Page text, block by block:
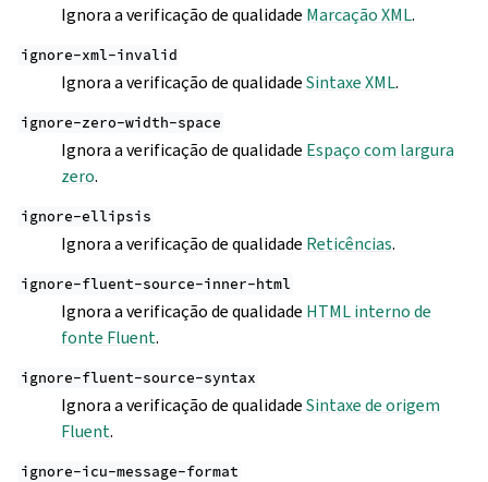
Ignora a verificação de qualidade Marcação XML.
ignore-xml-invalid
Ignora a verificação de qualidadeSintaxe XML.
ignore-zero-width-space
Ignora a verificação de qualidade Espaço com largura
zero.
ignore-ellipsis
Ignora a verificação de qualidade Reticências.
ignore-fluent-source-inner-html
Ignora a verificação de qualidade HTML interno de
fonte Fluent.
ignore-fluent-source-syntax
Ignora a verificação de qualidadeSintaxe de origem
Fluent.
ignore-icu-message-format